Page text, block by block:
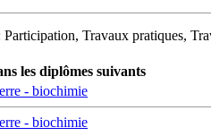
Travaux pratiques,
les diplômes suivants
- biochimie
- biochimie